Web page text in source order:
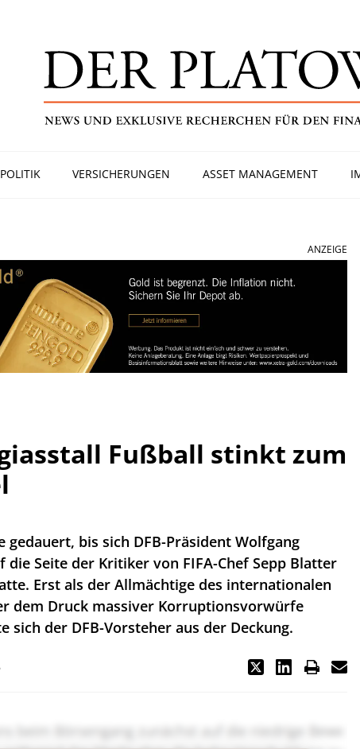
VERSICHERUNGEN ASSET MANAGEMENT
ANZEIGE
Fußball stinkt zum
gedauert, bis sich DFB-Präsident Wolfgang
die Seite der Kritiker von FIFA-Chef Sepp Blatter
Erst als der Allmächtige des internationalen
dem Druck massiver Korruptionsvorwürfe
sich der DFB-Vorsteher aus der Deckung.